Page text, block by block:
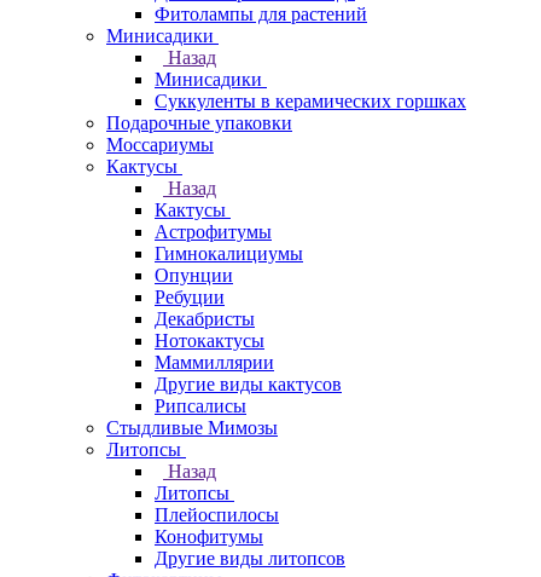
Фитолампы для растений
Минисадики
Назад
Минисадики
Суккуленты в керамических горшках
Подарочные упаковки
Моссариумы
Кактусы
Назад
Кактусы
Астрофитумы
Гимнокалициумы
Опунции
Ребуции
Декабристы
Нотокактусы
Маммиллярии
Другие виды кактусов
Рипсалисы
Стыдливые Мимозы
Литопсы
Назад
Литопсы
Плейоспилосы
Конофитумы
Другие виды литопсов